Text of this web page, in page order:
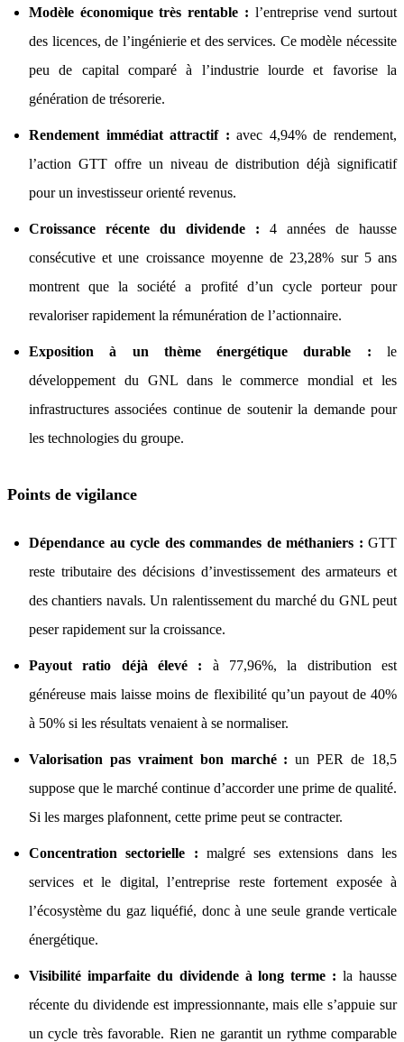
Modèle économique très rentable : l’entreprise vend surtout
des licences, de l’ingénierie et des services. Ce modèle nécessite
peu de capital comparé à l’industrie lourde et favorise la
génération de trésorerie.
Rendement immédiat attractif : avec 4,94% de rendement,
l’action GTT offre un niveau de distribution déjà significatif
pour un investisseur orienté revenus.
Croissance récente du dividende : 4 années de hausse
consécutive et une croissance moyenne de 23,28% sur 5 ans
montrent que la société a profité d’un cycle porteur pour
revaloriser rapidement la rémunération de l’actionnaire.
Exposition à un thème énergétique durable : le
développement du GNL dans le commerce mondial et les
infrastructures associées continue de soutenir la demande pour
les technologies du groupe.
Points de vigilance
Dépendance au cycle des commandes de méthaniers : GTT
reste tributaire des décisions d’investissement des armateurs et
des chantiers navals. Un ralentissement du marché du GNL peut
peser rapidement sur la croissance.
Payout ratio déjà élevé : à 77,96%, la distribution est
généreuse mais laisse moins de flexibilité qu’un payout de 40%
à 50% si les résultats venaient à se normaliser.
Valorisation pas vraiment bon marché : un PER de 18,5
suppose que le marché continue d’accorder une prime de qualité.
Si les marges plafonnent, cette prime peut se contracter.
Concentration sectorielle : malgré ses extensions dans les
services et le digital, l’entreprise reste fortement exposée à
l’écosystème du gaz liquéfié, donc à une seule grande verticale
énergétique.
Visibilité imparfaite du dividende à long terme : la hausse
récente du dividende est impressionnante, mais elle s’appuie sur
un cycle très favorable. Rien ne garantit un rythme comparable